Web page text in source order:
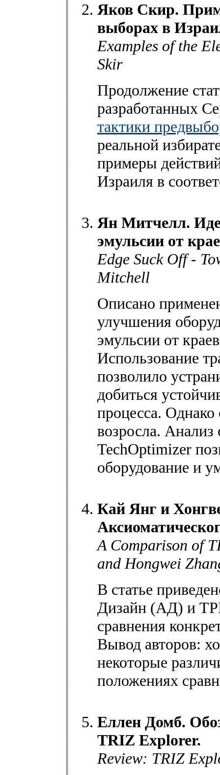
Яков Скир.
выборах в
Examples of the
Skir
Продолжение
разработанных
тактики
реальной
примеры
Израиля в
Ян Митчелл.
эмульсии от
Edge Suck Off -
Mitchell
Описано
улучшения
эмульсии от
Использование
позволило
добиться
процесса. Однако
возросла.
TechOptimizer
оборудование и
Кай Янг и
A Comparison of
and Hongwei
В статье
Дизайн (АД) и
сравнения
Вывод авторов:
некоторые
положениях
Еллен Домб.
TRIZ Explorer.
Review: TRIZ